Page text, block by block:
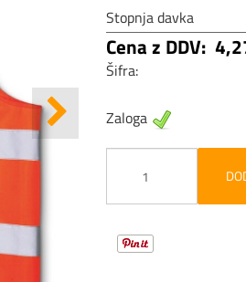
Stopnja davka
Cena z DDV:
Šifra:
Zaloga